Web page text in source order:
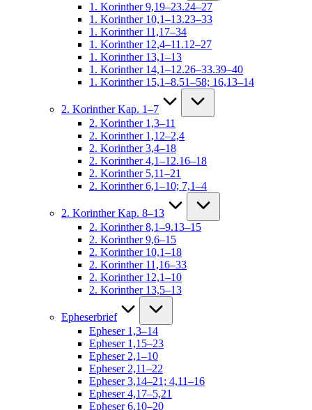
1. Korinther 9,19–23.24–27
1. Korinther 10,1–13.23–33
1. Korinther 11,17–34
1. Korinther 12,4–11.12–27
1. Korinther 13,1–13
1. Korinther 14,1–12.26–33.39–40
1. Korinther 15,1–8.51–58; 16,13–14
2. Korinther Kap. 1–7
2. Korinther 1,3–11
2. Korinther 1,12–2,4
2. Korinther 3,4–18
2. Korinther 4,1–12.16–18
2. Korinther 5,11–21
2. Korinther 6,1–10; 7,1–4
2. Korinther Kap. 8–13
2. Korinther 8,1–9.13–15
2. Korinther 9,6–15
2. Korinther 10,1–18
2. Korinther 11,16–33
2. Korinther 12,1–10
2. Korinther 13,5–13
Epheserbrief
Epheser 1,3–14
Epheser 1,15–23
Epheser 2,1–10
Epheser 2,11–22
Epheser 3,14–21; 4,11–16
Epheser 4,17–5,21
Epheser 6,10–20